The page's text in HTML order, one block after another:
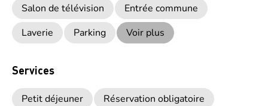
Salon de télévision
Entrée commune
Laverie
Parking Voir plus
Services
Petit déjeuner
Réservation obligatoire